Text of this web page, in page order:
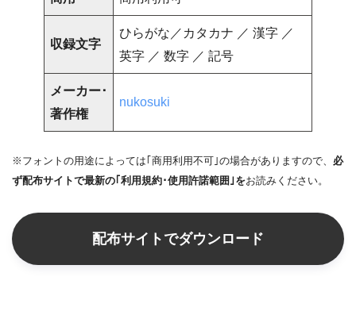
収録文字
ひらがな／カタカナ ／ 漢字 ／
英字 ／ 数字 ／ 記号
メーカー･
著作権
nukosuki
※フォントの用途によっては｢商用利用不可｣の場合がありますので、 必
ず配布サイトで最新の｢利用規約･使用許諾範囲｣をお読みください。
配布サイトでダウンロード